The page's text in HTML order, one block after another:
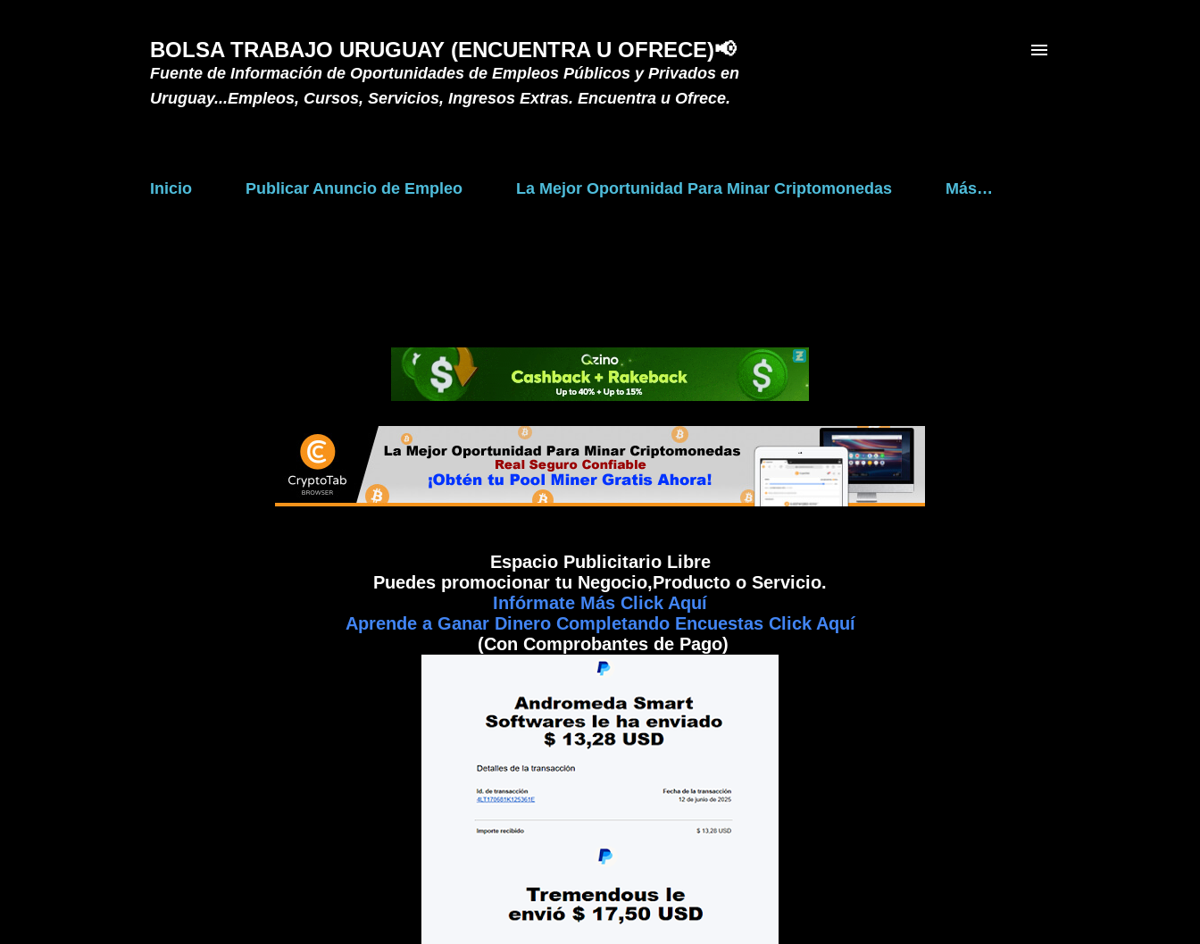
BOLSA TRABAJO URUGUAY (ENCUENTRA U OFRECE)📢
Fuente de Información de Oportunidades de Empleos Públicos y Privados en
Uruguay...Empleos, Cursos, Servicios, Ingresos Extras. Encuentra u Ofrece.
Inicio Publicar Anuncio de Empleo La Mejor Oportunidad Para Minar Criptomonedas Más…
Espacio Publicitario Libre
Puedes promocionar tu Negocio,Producto o Servicio.
Infórmate Más Click Aquí
Aprende a Ganar Dinero Completando Encuestas Click Aquí
(Con Comprobantes de Pago)